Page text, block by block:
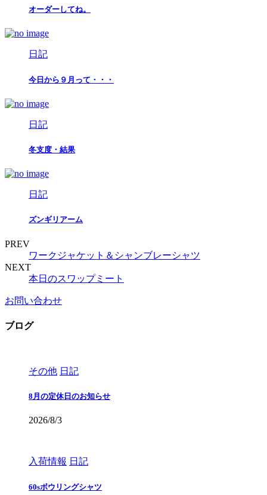
オーダーしてね。
日記
今日から９月って・・・
日記
冬支度・結果
日記
ズンギリアーム
PREV
ワークジャケット＆シャンブレーシャツ
NEXT
本日のスワップミート
お問い合わせ
ブログ
その他 日記
8月の定休日のお知らせ
2026/8/3
入荷情報 日記
60sボウリングシャツ